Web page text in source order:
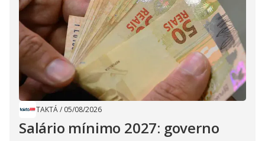
TAKTÁ/ 05/08/2026
Salário mínimo 2027: governo